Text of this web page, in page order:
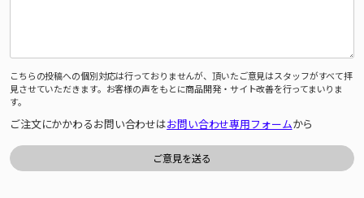
こちらの投稿への個別対応は行っておりませんが、頂いたご意見はスタッフがすべて拝
見させていただきます。お客様の声をもとに商品開発・サイト改善を行ってまいりま
す。
ご注文にかかわるお問い合わせはお問い合わせ専用フォームから